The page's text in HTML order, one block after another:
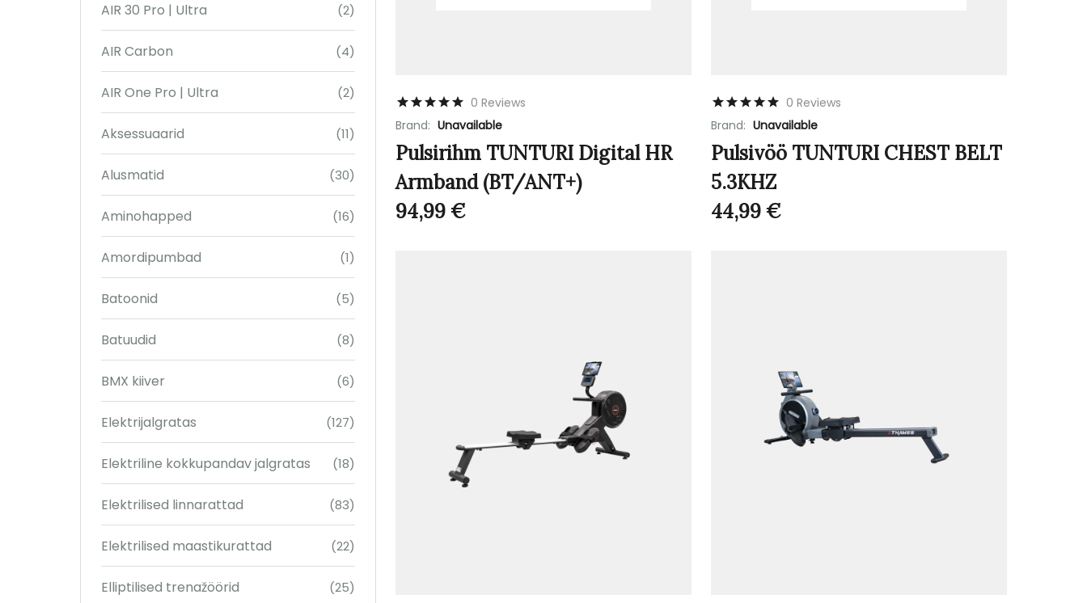
AIR 30 Pro | Ultra (2)
AIR Carbon (4)
AIR One Pro | Ultra (2)
Aksessuaarid (11)
Alusmatid (30)
Aminohapped (16)
Amordipumbad (1)
Batoonid (5)
Batuudid (8)
BMX kiiver (6)
Elektrijalgratas (127)
Elektriline kokkupandav jalgratas (18)
Elektrilised linnarattad (83)
Elektrilised maastikurattad (22)
Elliptilised trenažöörid (25)
0 Reviews
Brand: Unavailable
Pulsirihm TUNTURI Digital HR
Armband (BT/ANT+)
94,99€
0 Reviews
Brand: Unavailable
Pulsivöö TUNTURI CHEST BELT
5.3KHZ
44,99€